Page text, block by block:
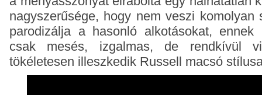
nagyszerűsége, hogy nem veszi komolyan
parodizálja a hasonló alkotásokat, ennek
csak mesés, izgalmas, de rendkívül
tökéletesen illeszkedik Russell macsó